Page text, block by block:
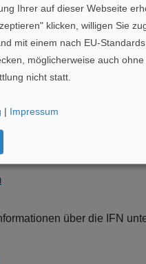
Heute wird sie von
Industrie sowie
Werkstoff-Allrounders
vorbei
über die IFN
Ihrer auf dieser Webseite
klicken, willigen Sie
mit einem nach EU-
möglicherweise auch
nicht statt.
| Impressum